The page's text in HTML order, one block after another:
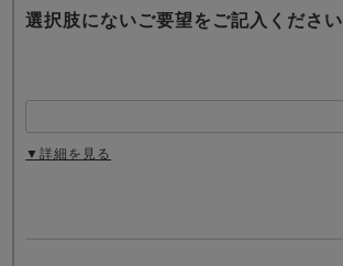
選択肢にないご要望をご記入ください
▼詳細を見る